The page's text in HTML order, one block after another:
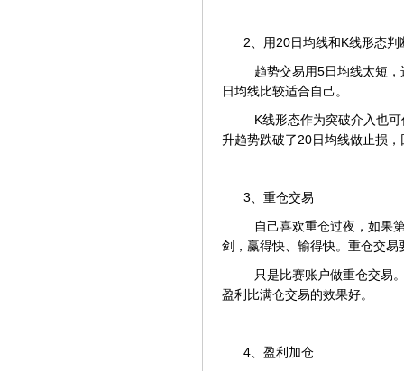
2、用20日均线和K线形态判
趋势交易用5日均线太短，
日均线比较适合自己。
K线形态作为突破介入也
升趋势跌破了20日均线做止损
3、重仓交易
自己喜欢重仓过夜，如果
剑，赢得快、输得快。重仓交
只是比赛账户做重仓交易
盈利比满仓交易的效果好。
4、盈利加仓